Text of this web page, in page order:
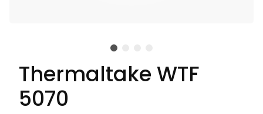
Thermaltake WTF
5070